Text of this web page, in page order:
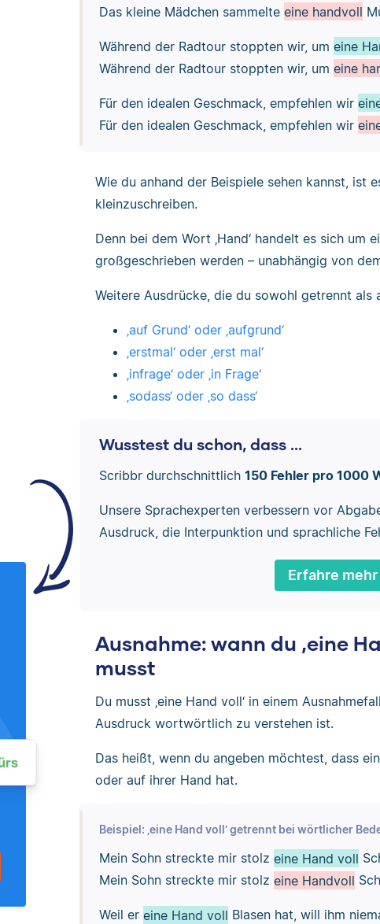
Das kleine Mädchen sammelte eine handvoll
Während der Radtour stoppten wir, um eine
Während der Radtour stoppten wir, um eine
Für den idealen Geschmack, empfehlen wir
Für den idealen Geschmack, empfehlen wir
Wie du anhand der Beispiele sehen kannst, ist
kleinzuschreiben.
Denn bei dem Wort ‚Hand‘ handelt es sich um
großgeschrieben werden – unabhängig von
Weitere Ausdrücke, die du sowohl getrennt als
‚auf Grund‘ oder ‚aufgrund‘
‚erstmal‘ oder ‚erst mal‘
‚infrage‘ oder ‚in Frage‘
‚sodass‘ oder ‚so dass‘
Wusstest du schon, dass ...
Scribbr durchschnittlich 150 Fehler pro 1000
Unsere Sprachexperten verbessern vor
Ausdruck, die Interpunktion und sprachliche
Erfahre
Ausnahme: wann du ‚eine
musst
Du musst ‚eine Hand voll‘ in einem
Ausdruck wortwörtlich zu verstehen ist.
Das heißt, wenn du angeben möchtest, dass
oder auf ihrer Hand hat.
Beispiel: ‚eine Hand voll‘ getrennt bei wörtlicher
Mein Sohn streckte mir stolz eine Hand voll
Mein Sohn streckte mir stolz eine Handvoll
Weil er eine Hand voll Blasen hat, will ihm